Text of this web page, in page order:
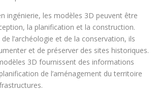
ingénierie, les modèles 3D peuvent être
la planification et la construction.
l’archéologie et de la conservation, ils
et de préserver des sites historiques.
3D fournissent des informations
de l’aménagement du territoire